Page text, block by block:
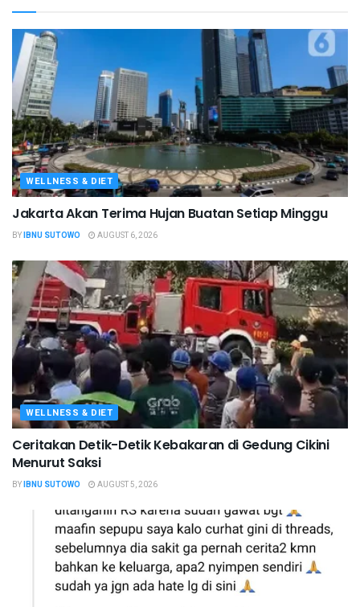
WELLNESS & DIET
Jakarta Akan Terima Hujan Buatan Setiap Minggu
BYIBNU SUTOWO AUGUST 6, 2026
WELLNESS & DIET
Ceritakan Detik-Detik Kebakaran di Gedung Cikini
Menurut Saksi
BYIBNU SUTOWO AUGUST 5, 2026